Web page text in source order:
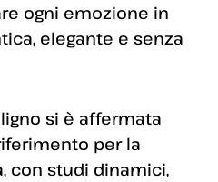
ogni emozione in
elegante e senza
si è affermata
per la
con studi dinamici,